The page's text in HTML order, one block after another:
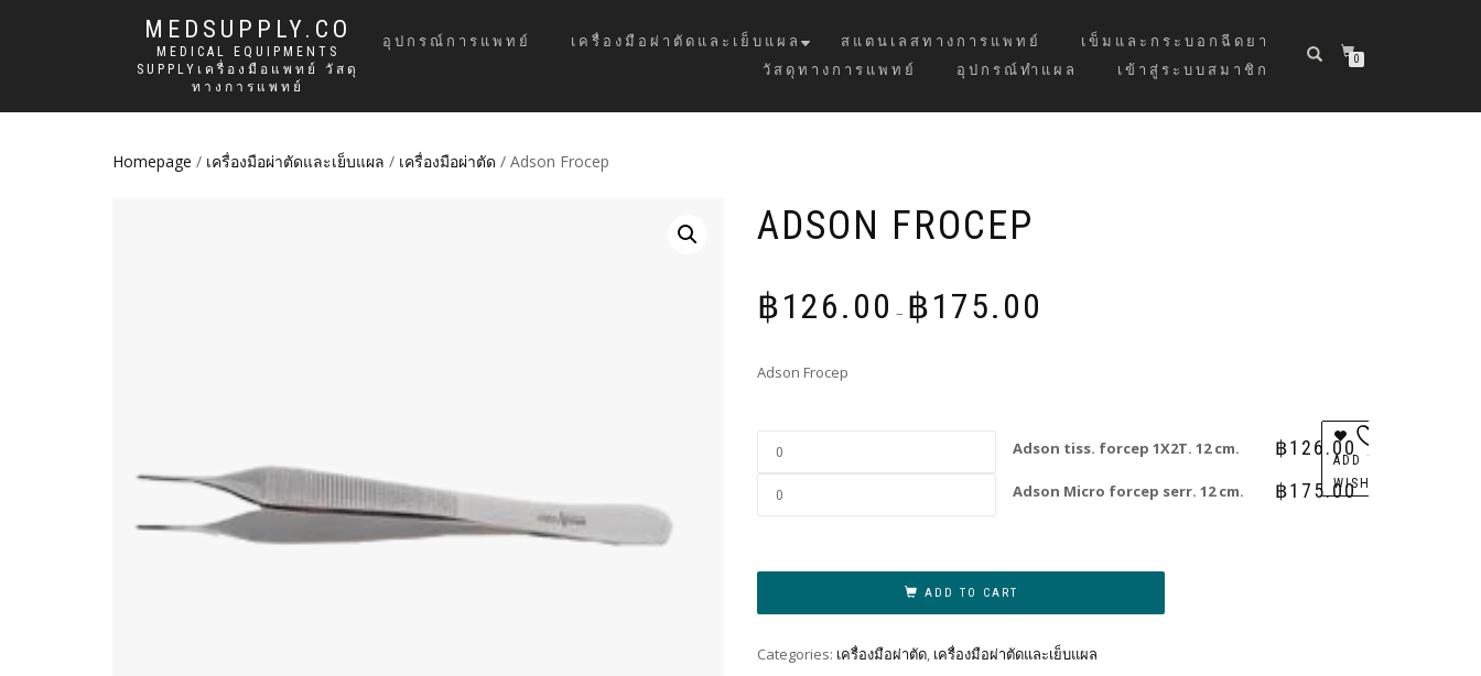
MEDSUPPLY.CO
MEDICAL EQUIPMENTS
SUPPLYเครื่องมือแพทย์ วัสดุ
ทางการแพทย์
อุปกรณ์การแพทย์ เครื่องมือผ่าตัดและเย็บแผล สแตนเลสทางการแพทย์
เข็มและกระบอกฉีดยา
วัสดุทางการแพทย์
อุปกรณ์ทำแผล เข้าสู่ระบบสมาชิก
0
Homepage / เครื่องมือผ่าตัดและเย็บแผล / เครื่องมือผ่าตัด / Adson Frocep
ADSON FROCEP
฿126.00 – ฿175.00
Adson Frocep
Adson tiss. forcep 1X2T. 12 cm. ฿126.00
Adson Micro forcep serr. 12 cm. ฿175.00
ADD TO CART
ADD TO
WISHLIST
Categories: เครื่องมือผ่าตัด, เครื่องมือผ่าตัดและเย็บแผล